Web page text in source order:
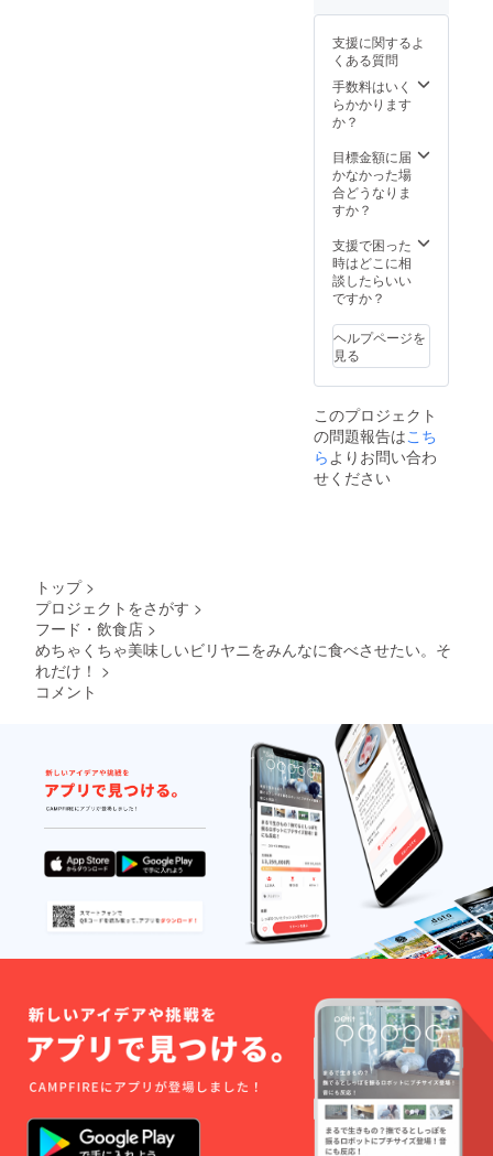
を再現
したい
といっ
たこと
には対
応でき
口…予
約は店
舗LINE
のみで
受け付
けます
会員は
大澤へ
の連絡
予約を
承りま
す。
■複数予
大予約
人数４
名まで
のとこ
以上で
の予約
が可能
です。
10名で
送でお
ニ大澤
でのお
食事代
金にご
利用い
ただけ
ます。
オープ
ン1カ月
後より
順次発
送とな
りま
す。有
日より
３年間
です。
譲渡や
グルー
プでの
使用も
可能で
す。釣
マティ
ランダ
ムに選
んだ10
種類を
お送り
す。米
の違い
をお楽
しみく
い。一
部セー
ラライ
スが入
す。 ※
お届け
は2021
年7月を
ており
ます。
支援に関するよ
くある質問
手数料はいく
らかかります
か？
目標金額に届
かなかった場
合どうなりま
すか？
支援で困った
時はどこに相
談したらいい
ですか？
ヘルプページを
見る
このプロジェクト
の問題報告はこち
ら よりお問い合わ
せください
トップ >
プロジェクトをさがす >
フード・飲食店 >
めちゃくちゃ美味しいビリヤニをみんなに食べさせたい。そ
れだけ！ >
コメント